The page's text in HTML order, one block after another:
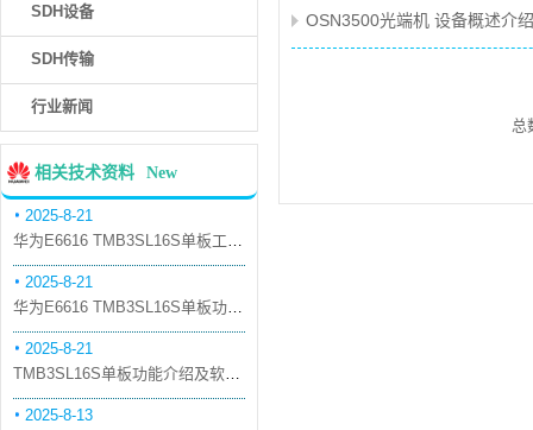
SDH设备
SDH传输
行业新闻
相关技术资料 New
2025-8-21
华为E6616 TMB3SL16S单板工作原理和信号流
2025-8-21
华为E6616 TMB3SL16S单板功能和机械指标
2025-8-21
TMB3SL16S单板功能介绍及软件配套
2025-8-13
OSN3500光端机 设备概述介绍
总